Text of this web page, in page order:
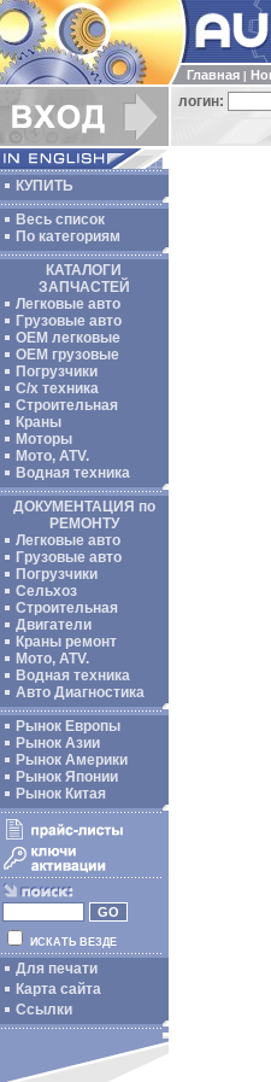
Главная
логин:
КУПИТЬ
Весь список
По категориям
КАТАЛОГИ
ЗАПЧАСТЕЙ
Легковые авто
Грузовые авто
ОЕМ легковые
OEM грузовые
Погрузчики
С/х техника
Строительная
Краны
Моторы
Мото, ATV.
Водная техника
ДОКУМЕНТАЦИЯ по
РЕМОНТУ
Легковые авто
Грузовые авто
Погрузчики
Сельхоз
Строительная
Двигатели
Краны ремонт
Мото, ATV.
Водная техника
Авто Диагностика
Рынок Европы
Рынок Азии
Рынок Америки
Рынок Японии
Рынок Китая
ИСКАТЬ ВЕЗДЕ
Для печати
Карта сайта
Ссылки